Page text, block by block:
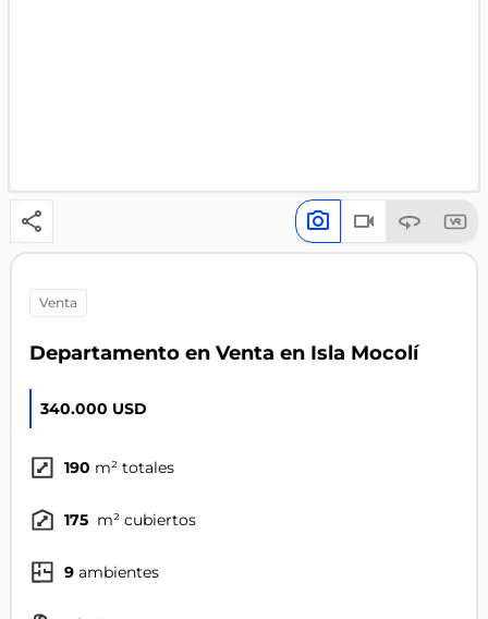
venta
Departamento en Venta en Isla Mocolí
340.000 USD
190 m² totales
175 m² cubiertos
9 ambientes